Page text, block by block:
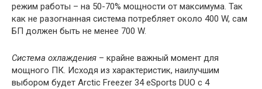
режим работы – на 50-70% мощности от максимума. Так
как не разогнанная система потребляет около 400 W, сам
БП должен быть не менее 700 W.
Система охлаждения – крайне важный момент для
мощного ПК. Исходя из характеристик, наилучшим
выбором будет Arctic Freezer 34 eSports DUO с 4